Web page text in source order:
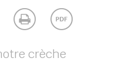
crèche